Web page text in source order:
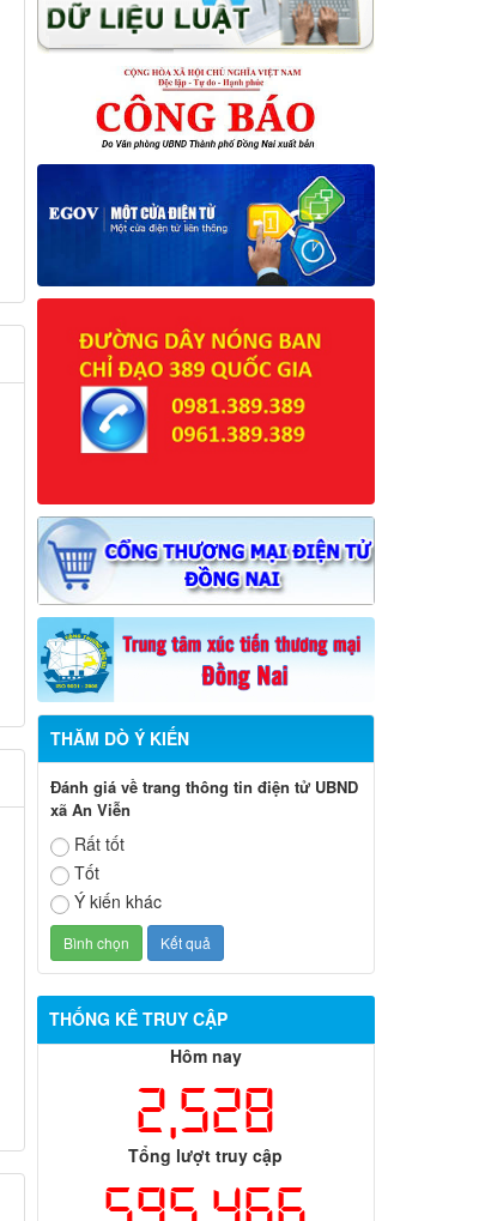
THĂM DÒ Ý KIẾN
Đánh giá về trang thông tin điện tử UBND
xã An Viễn
Rất tốt
Tốt
Ý kiến khác
THỐNG KÊ TRUY CẬP
Hôm nay
2,528
Tổng lượt truy cập